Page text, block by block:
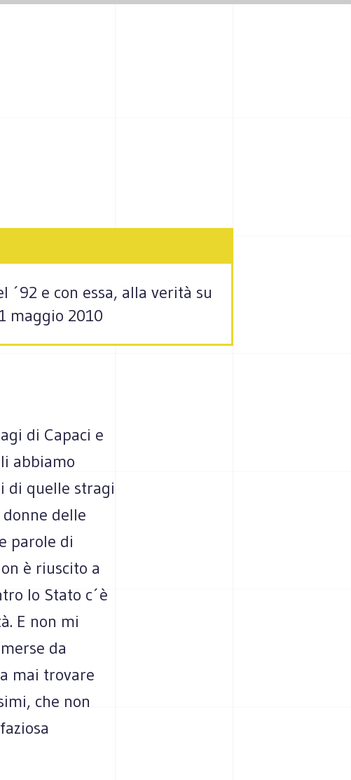
e con essa, alla verità su
maggio 2010
di Capaci e
abbiamo
di quelle stragi
delle
parole di
è riuscito a
lo Stato c´è
E non mi
da
mai trovare
che non